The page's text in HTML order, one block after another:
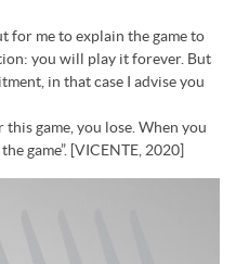
for me to explain the game to
you will play it forever. But
in that case I advise you
this game, you lose. When you
game”. [VICENTE, 2020]